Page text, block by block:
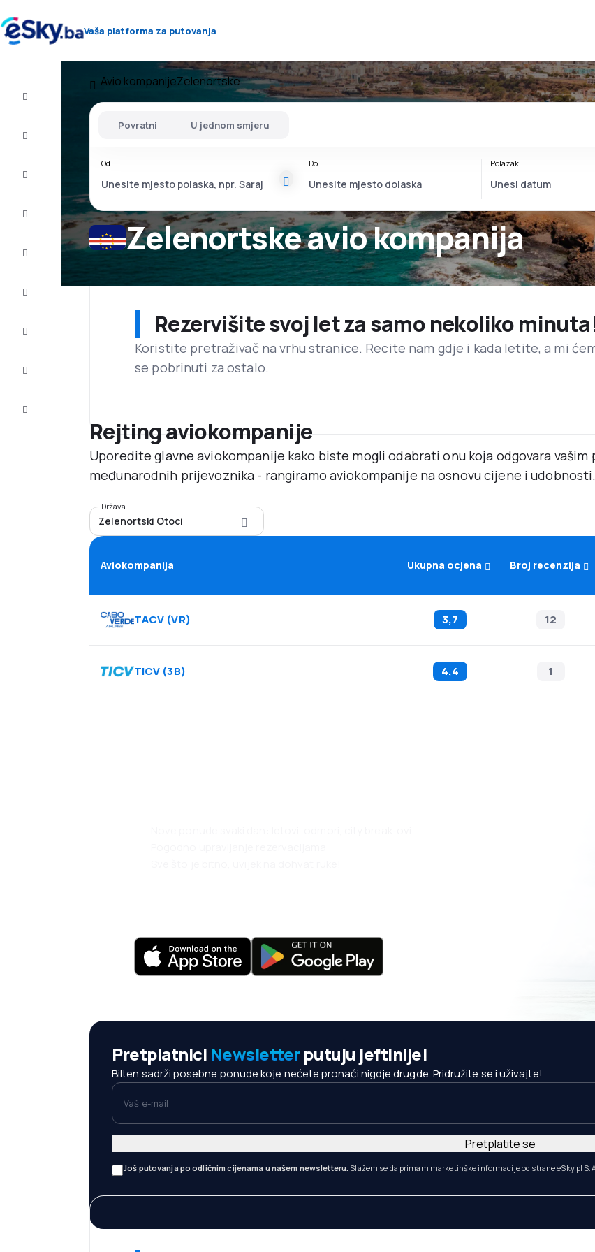
Vaša platforma za putovanja
Smještaj
Avio kompanijeZelenortske
Zelenortske avio kompanija
Povratni U jednom smjeru
Od Do Polazak
Rezervišite svoj let za samo nekoliko
Koristite pretraživač na vrhu stranice. Recite nam gdje i kada letite, a mi
se pobrinuti za ostalo.
Rejting aviokompanije
Uporedite glavne aviokompanije kako biste mogli odabrati onu koja odgovara
međunarodnih prijevoznika - rangiramo aviokompanije na osnovu cijene i udobnosti.
Država
Zelenortski Otoci
Aviokompanija Ukupna ocjena Broj recenzija
TACV (VR) 3,7 12
TICV (3B) 4,4 1
Pretplatnici Newsletterputuju jeftinije!
Bilten sadrži posebne ponude koje nećete pronaći nigdje drugde. Pridružite se i uživajte!
Vaš e-mail
Još putovanja po odličnim cijenama u našem newsletteru. Slažem se da primam marketinške informacije od strane eSky.pl
Pretplatite se